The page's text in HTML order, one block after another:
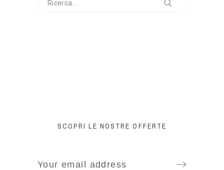
SCOPRI LE NOSTRE OFFERTE